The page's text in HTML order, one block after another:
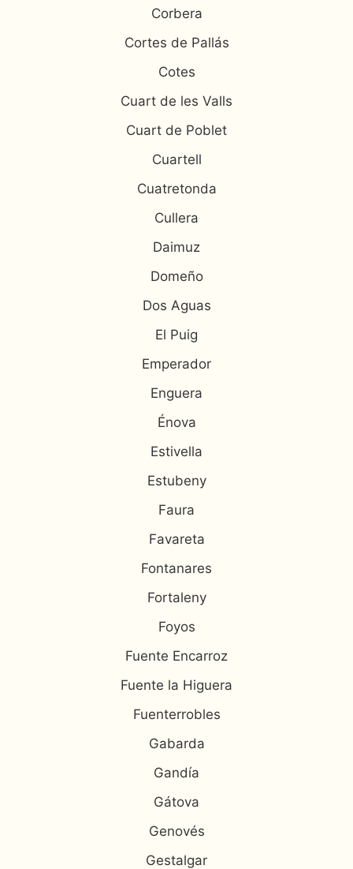
Corbera
Cortes de Pallás
Cotes
Cuart de les Valls
Cuart de Poblet
Cuartell
Cuatretonda
Cullera
Daimuz
Domeño
Dos Aguas
El Puig
Emperador
Enguera
Énova
Estivella
Estubeny
Faura
Favareta
Fontanares
Fortaleny
Foyos
Fuente Encarroz
Fuente la Higuera
Fuenterrobles
Gabarda
Gandía
Gátova
Genovés
Gestalgar